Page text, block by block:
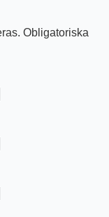
Obligatoriska